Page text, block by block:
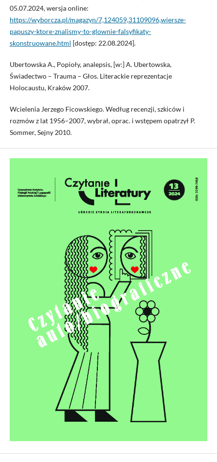
05.07.2024, wersja online:
https://wyborcza.pl/magazyn/7,124059,31109096,wiersze-
papuszy-ktore-znalismy-to-glownie-falsyfikaty-
skonstruowane.html [dostęp: 22.08.2024].
Ubertowska A., Popioły, analepsis, [w:] A. Ubertowska,
Świadectwo – Trauma – Głos. Literackie reprezentacje
Holocaustu, Kraków 2007.
Wcielenia Jerzego Ficowskiego. Według recenzji, szkiców i
rozmów z lat 1956–2007, wybrał, oprac. i wstępem opatrzył P.
Sommer, Sejny 2010.